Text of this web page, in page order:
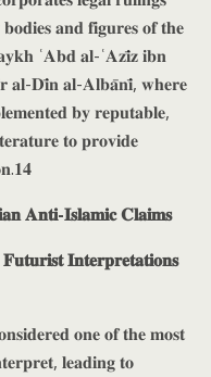
𝐚𝐧𝐝 𝐟𝐢𝐠𝐮𝐫𝐞𝐬 𝐨𝐟 𝐭𝐡𝐞
ʿ𝐀𝐛𝐝 𝐚𝐥-ʿ𝐀𝐳𝐢̄𝐳 𝐢𝐛𝐧
𝐃𝐢̄𝐧 𝐚𝐥-𝐀𝐥𝐛𝐚̄𝐧𝐢̄, 𝐰𝐡𝐞𝐫𝐞
𝐛𝐲 𝐫𝐞𝐩𝐮𝐭𝐚𝐛𝐥𝐞,
𝐭𝐨 𝐩𝐫𝐨𝐯𝐢𝐝𝐞
𝐀𝐧𝐭𝐢-𝐈𝐬𝐥𝐚𝐦𝐢𝐜 𝐂𝐥𝐚𝐢𝐦𝐬
𝐈𝐧𝐭𝐞𝐫𝐩𝐫𝐞𝐭𝐚𝐭𝐢𝐨𝐧𝐬
𝐨𝐧𝐞 𝐨𝐟 𝐭𝐡𝐞 𝐦𝐨𝐬𝐭
𝐥𝐞𝐚𝐝𝐢𝐧𝐠 𝐭𝐨